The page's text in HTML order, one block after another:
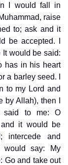
I would fall in
raise
to; ask and it
be accepted. I
It would be said:
has in his heart
a barley seed. I
to my Lord and
Allah), then I
said to me: O
and it would be
intercede and
would say: My
Go and take out